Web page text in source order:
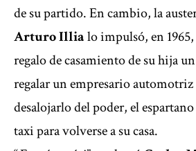
de su partido. En cambio, la
Arturo Illialo impulsó, en
regalo de casamiento de su hija
regalar un empresario
desalojarlo del poder, el
taxi para volverse a su casa.